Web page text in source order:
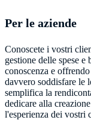
Per le aziende
Conoscete i vostri
gestione delle spese
conoscenza e
davvero soddisfare le
semplifica la
dedicare alla
l'esperienza dei vostri